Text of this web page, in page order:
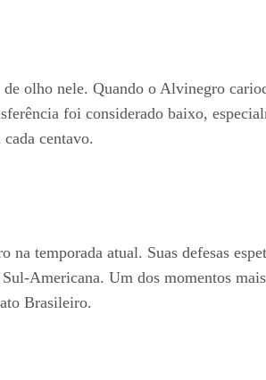
olho nele. Quando o Alvinegro
foi considerado baixo,
centavo.
temporada atual. Suas defesas
Americana. Um dos momentos
Brasileiro.